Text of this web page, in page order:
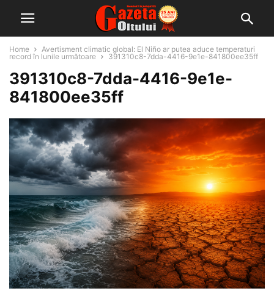
Home
Avertisment climatic global: El Niño ar putea aduce temperaturi
record în lunile următoare
391310c8-7dda-4416-9e1e-841800ee35ff
391310c8-7dda-4416-9e1e-
841800ee35ff